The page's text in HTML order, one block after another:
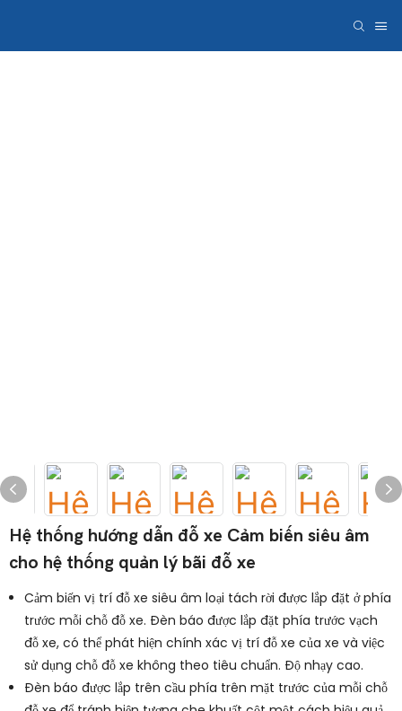
Hệ thống hướng dẫn đỗ xe Cảm biến siêu âm
cho hệ thống quản lý bãi đỗ xe
Cảm biến vị trí đỗ xe siêu âm loại tách rời được lắp đặt ở phía
trước mỗi chỗ đỗ xe. Đèn báo được lắp đặt phía trước vạch
đỗ xe, có thể phát hiện chính xác vị trí đỗ xe của xe và việc
sử dụng chỗ đỗ xe không theo tiêu chuẩn. Độ nhạy cao.
Đèn báo được lắp trên cầu phía trên mặt trước của mỗi chỗ